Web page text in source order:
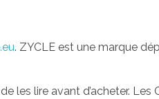
. ZYCLE est une marque
les lire avant d’acheter. Les